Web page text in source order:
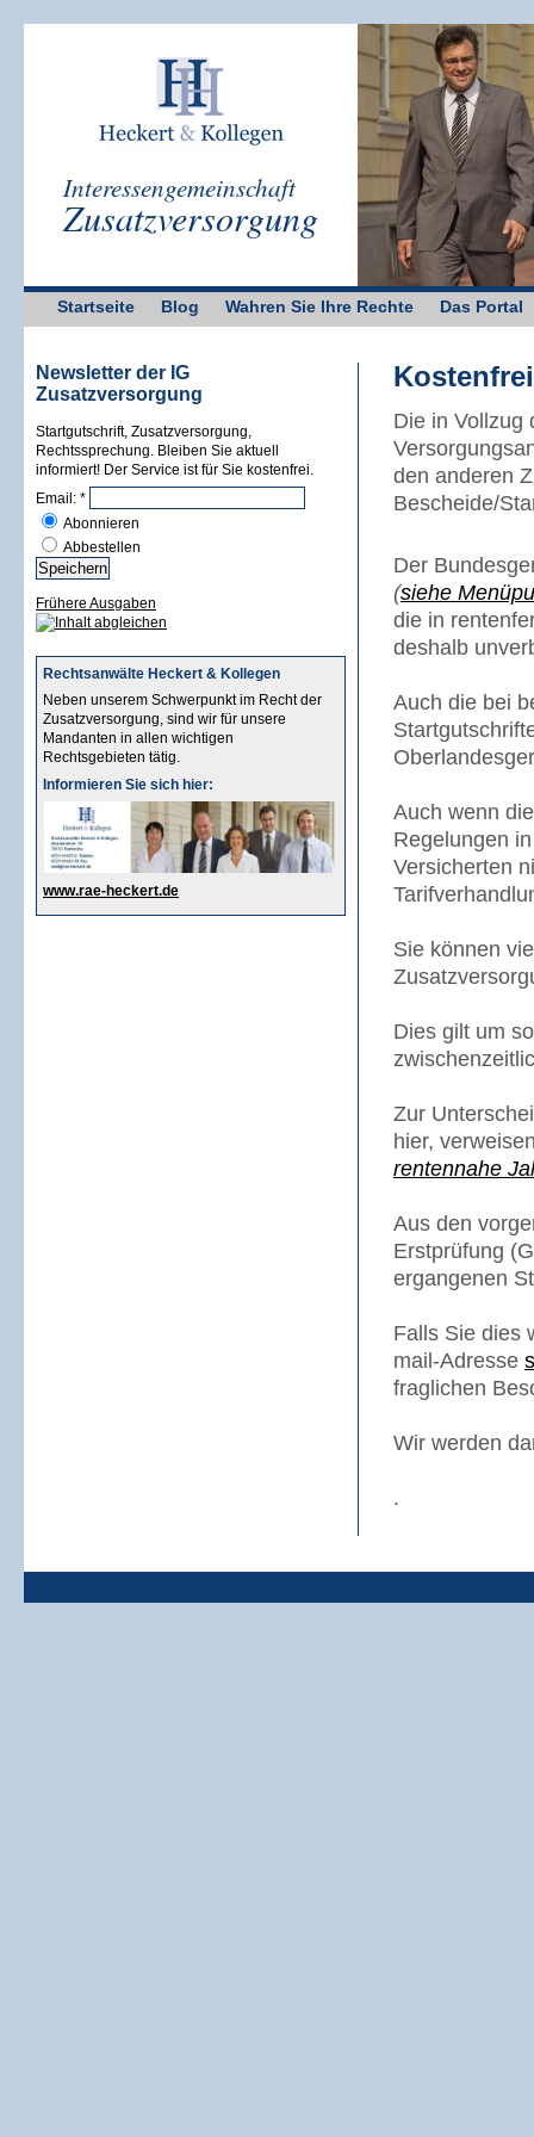
Interessengemeinschaft
Zusatzversorgung
Startseite Blog Wahren Sie Ihre Rechte Das Portal
Newsletter der IG
Zusatzversorgung
Startgutschrift, Zusatzversorgung,
Rechtssprechung. Bleiben Sie aktuell
informiert! Der Service ist für Sie kostenfrei.
Email: *
Abonnieren
Abbestellen
Frühere Ausgaben
Rechtsanwälte Heckert & Kollegen
Neben unserem Schwerpunkt im Recht der
Zusatzversorgung, sind wir für unsere
Mandanten in allen wichtigen
Rechtsgebieten tätig.
Informieren Sie sich hier:
www.rae-heckert.de
Die in Vollzug
den anderen
Bescheide/
Der
(siehe
die in
deshalb
Auch die bei
Auch wenn
Regelungen
Versicherten
Sie können
Dies gilt um
Zur
hier,
rentennahe
Aus den
Erstprüfung
ergangenen
Falls Sie dies
mail-Adresse
fraglichen
Wir werden
.